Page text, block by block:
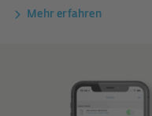
Mehr erfahren